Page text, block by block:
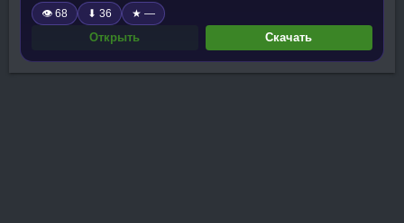
👁 68 ⬇ 36 ★ —
Открыть Скачать